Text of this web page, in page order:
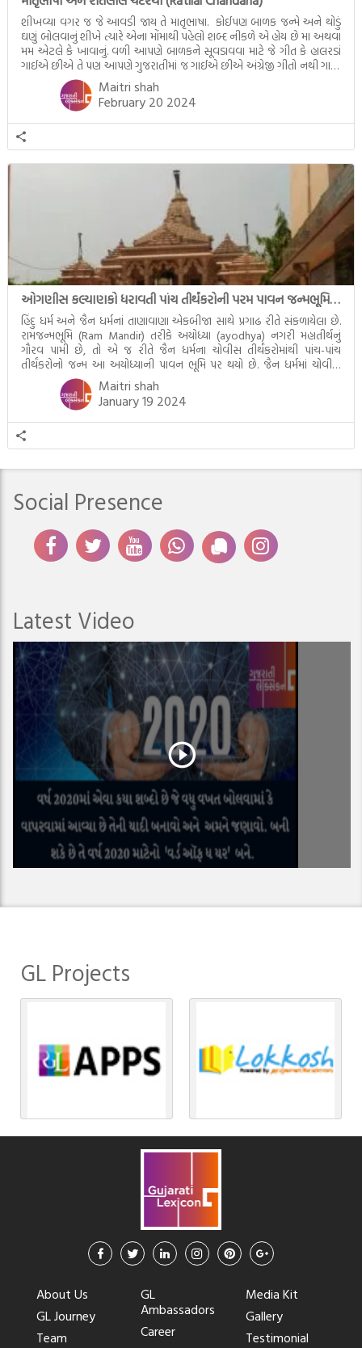
શીખવ્યા વગર જ જે આવડી જાય તે માતૃભાષા. કોઈપણ બાળક જન્મે અને થોડું
ઘણું બોલવાનું શીખે ત્યારે એના મોંમાથી પહેલો શબ્દ નીકળે એ હોય છે મા અથવા
મમ એટલે કે ખાવાનું. વળી આપણે બાળકને સૂવડાવવા માટે જે ગીત કે હાલરડાં
ગાઈએ છીએ તે પણ આપણે ગુજરાતીમાં જ ગાઈએ છીએ અંગ્રેજી ગીતો નથી ગાતા.
આમ બાળકને […]
Maitri shah
February 20 2024
ઓગણીસ કલ્યાણકો ધરાવતી પાંચ તીર્થંકરોની પરમ પાવન જન્મભૂમિ – અયોધ્યા (Ayodhya)
હિંદુ ધર્મ અને જૈન ધર્મનાં તાણાવાણા એકબીજા સાથે પ્રગાઢ રીતે સંકળાયેલા છે.
રામજન્મભૂમિ (Ram Mandir) તરીકે અયોધ્યા (ayodhya) નગરી મહાતીર્થનું
ગૌરવ પામી છે, તો એ જ રીતે જૈન ધર્મના ચોવીસ તીર્થંકરોમાંથી પાંચ-પાંચ
તીર્થંકરોનો જન્મ આ અયોધ્યાની પાવન ભૂમિ પર થયો છે. જૈન ધર્મમાં ચોવીસ
તીર્થંકરોમાંથી પાંચ-પાંચ તીર્થંકરોનાં કલ્યાણકો અહીં આવ્યાં છે. દરેક તીર્થંકરના
જીવનની ચ્યવન(માતાના […]
Maitri shah
January 19 2024
Social Presence
Latest Video
GL Projects
About Us
GL Journey
Team
GL
Ambassadors
Career
Media Kit
Gallery
Testimonial